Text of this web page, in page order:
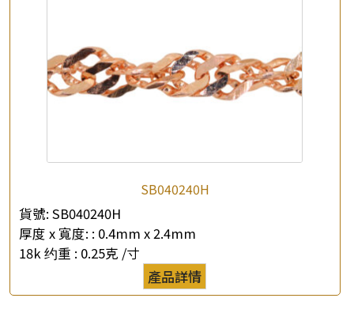
SB040240H
貨號: SB040240H
厚度 x 寬度: : 0.4mm x 2.4mm
18k 约重 : 0.25克 /寸
產品詳情